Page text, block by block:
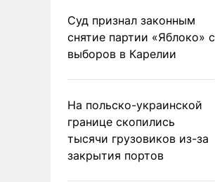
Суд признал законным
снятие партии «Яблоко» с
выборов в Карелии
На польско-украинской
границе скопились
тысячи грузовиков из-за
закрытия портов